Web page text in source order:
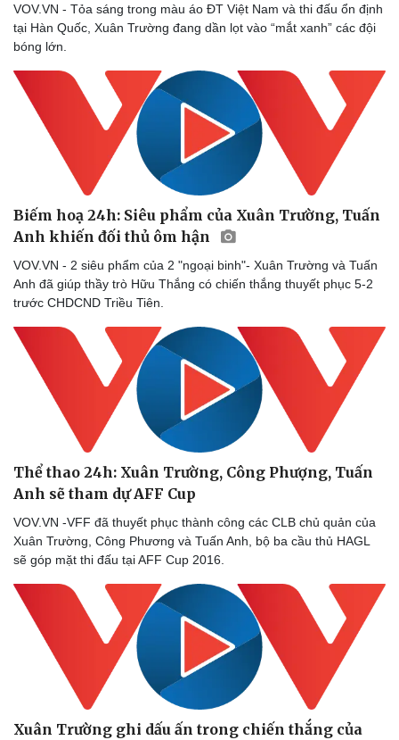
Sức khỏe
Dinh dưỡng - món ngon
Cây thuốc
Sản phụ khoa
Nhi khoa
Nam khoa
Làm đẹp - giảm cân
Phòng mạch online
Ăn sạch sống khỏe
Đời sống
Blog
Tình yêu - Gia đình
VOV.VN - Tỏa sáng trong màu áo ĐT Việt Nam và thi đấu ổn định
tại Hàn Quốc, Xuân Trường đang dần lọt vào “mắt xanh” các đội
bóng lớn.
Biếm hoạ 24h: Siêu phẩm của Xuân Trường, Tuấn
Anh khiến đối thủ ôm hận
VOV.VN - 2 siêu phẩm của 2 "ngoại binh"- Xuân Trường và Tuấn
Anh đã giúp thầy trò Hữu Thắng có chiến thắng thuyết phục 5-2
trước CHDCND Triều Tiên.
Thể thao 24h: Xuân Trường, Công Phượng, Tuấn
Anh sẽ tham dự AFF Cup
VOV.VN -VFF đã thuyết phục thành công các CLB chủ quản của
Xuân Trường, Công Phương và Tuấn Anh, bộ ba cầu thủ HAGL
sẽ góp mặt thi đấu tại AFF Cup 2016.
Xuân Trường ghi dấu ấn trong chiến thắng của